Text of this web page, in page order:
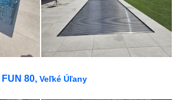
80, Veľké Úľany